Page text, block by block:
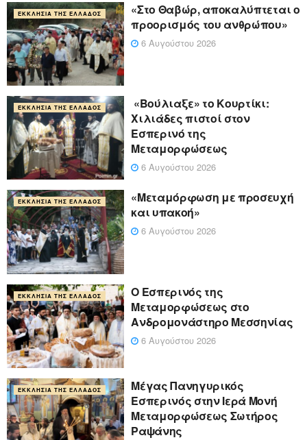
ΕΚΚΛΗΣΊΑ ΤΗΣ ΕΛΛΆΔΟΣ
«Στο Θαβώρ, αποκαλύπτεται ο
προορισμός του ανθρώπου»
6 Αυγούστου 2026
ΕΚΚΛΗΣΊΑ ΤΗΣ ΕΛΛΆΔΟΣ
«Βούλιαξε» το Κουρτίκι:
Χιλιάδες πιστοί στον
Εσπερινό της
Μεταμορφώσεως
6 Αυγούστου 2026
ΕΚΚΛΗΣΊΑ ΤΗΣ ΕΛΛΆΔΟΣ
«Μεταμόρφωση με προσευχή
και υπακοή»
6 Αυγούστου 2026
ΕΚΚΛΗΣΊΑ ΤΗΣ ΕΛΛΆΔΟΣ
Ο Εσπερινός της
Μεταμορφώσεως στο
Ανδρομονάστηρο Μεσσηνίας
6 Αυγούστου 2026
ΕΚΚΛΗΣΊΑ ΤΗΣ ΕΛΛΆΔΟΣ
Μέγας Πανηγυρικός
Εσπερινός στην Ιερά Μονή
Μεταμορφώσεως Σωτήρος
Ραψάνης